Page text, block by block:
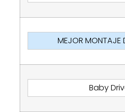
MEJOR MONTAJE
Baby